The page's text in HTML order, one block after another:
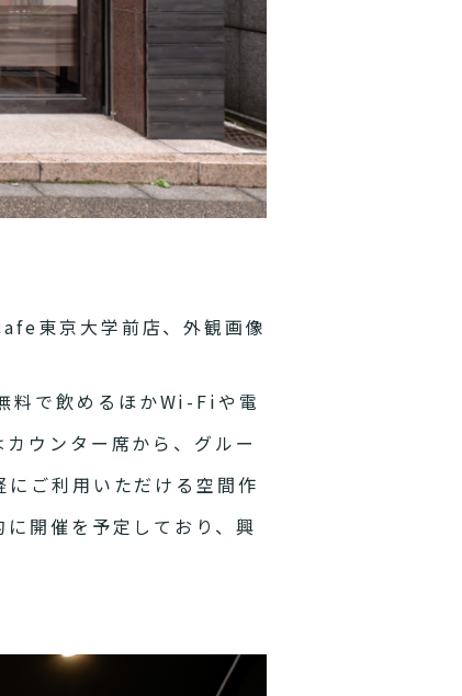
東京大学前店、外観画像
料で飲めるほかWi-Fiや電
ウンター席から、グルー
ご利用いただける空間作
開催を予定しており、興